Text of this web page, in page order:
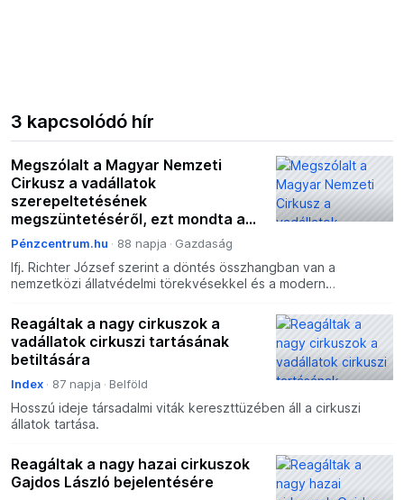
3 kapcsolódó hír
Megszólalt a Magyar Nemzeti
Cirkusz a vadállatok
szerepeltetésének
megszüntetéséről, ezt mondta az
igazgató
Pénzcentrum.hu 88 napja Gazdaság
Ifj. Richter József szerint a döntés összhangban van a
nemzetközi állatvédelmi törekvésekkel és a modern
Reagáltak a nagy cirkuszok a
vadállatok cirkuszi tartásának
betiltására
Index 87 napja Belföld
Hosszú ideje társadalmi viták kereszttüzében áll a cirkuszi
állatok tartása.
Reagáltak a nagy hazai cirkuszok
Gajdos László bejelentésére